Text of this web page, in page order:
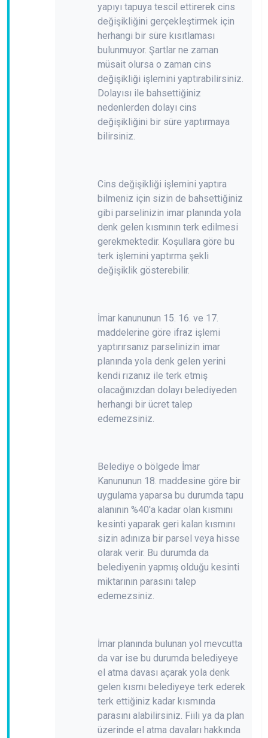
yapıyı tapuya tescil ettirerek cins
değişikliğini gerçekleştirmek için
herhangi bir süre kısıtlaması
bulunmuyor. Şartlar ne zaman
müsait olursa o zaman cins
değişikliği işlemini yaptırabilirsiniz.
Dolayısı ile bahsettiğiniz
nedenlerden dolayı cins
değişikliğini bir süre yaptırmaya
bilirsiniz.
Cins değişikliği işlemini yaptıra
bilmeniz için sizin de bahsettiğiniz
gibi parselinizin imar planında yola
denk gelen kısmının terk edilmesi
gerekmektedir. Koşullara göre bu
terk işlemini yaptırma şekli
değişiklik gösterebilir.
İmar kanununun 15. 16. ve 17.
maddelerine göre ifraz işlemi
yaptırırsanız parselinizin imar
planında yola denk gelen yerini
kendi rızanız ile terk etmiş
olacağınızdan dolayı belediyeden
herhangi bir ücret talep
edemezsiniz.
Belediye o bölgede İmar
Kanununun 18. maddesine göre bir
uygulama yaparsa bu durumda tapu
alanının %40'a kadar olan kısmını
kesinti yaparak geri kalan kısmını
sizin adınıza bir parsel veya hisse
olarak verir. Bu durumda da
belediyenin yapmış olduğu kesinti
miktarının parasını talep
edemezsiniz.
İmar planında bulunan yol mevcutta
da var ise bu durumda belediyeye
el atma davası açarak yola denk
gelen kısmı belediyeye terk ederek
terk ettiğiniz kadar kısmında
parasını alabilirsiniz. Fiili ya da plan
üzerinde el atma davaları hakkında